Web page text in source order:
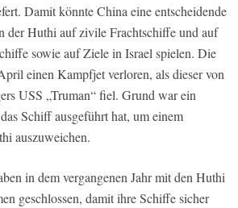
Damit könnte China eine entscheidende
der Huthi auf zivile Frachtschiffe und auf
sowie auf Ziele in Israel spielen. Die
einen Kampfjet verloren, als dieser von
USS „Truman“ fiel. Grund war ein
Schiff ausgeführt hat, um einem
auszuweichen.
in dem vergangenen Jahr mit den Huthi
geschlossen, damit ihre Schiffe sicher